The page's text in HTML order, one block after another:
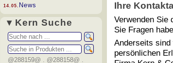
14.05. News
▾ Kern Suche
@288159@ . @288158@ .
Ihre
Verwenden Sie
Sie Fragen
Anderseits
persönlichen